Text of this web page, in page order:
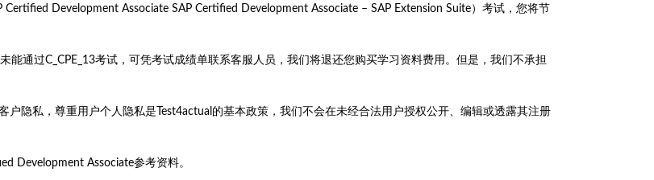
Development Associate SAP Certified Development Associate – SAP Extension Suite）考试，您将节
能通过C_CPE_13考试，可凭考试成绩单联系客服人员，我们将退还您购买学习资料费用。但是，我们不承担
隐私，尊重用户个人隐私是Test4actual的基本政策，我们不会在未经合法用户授权公开、编辑或透露其注册
Development Associate参考资料。